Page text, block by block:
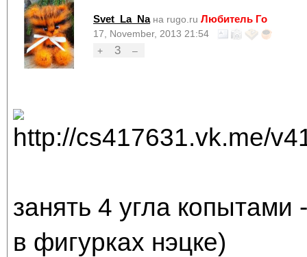
Svet_La_Na на rugo.ru Любитель Го
17, November, 2013 21:54
+
3 –
занять 4 угла копытами
в фигурках нэцке)